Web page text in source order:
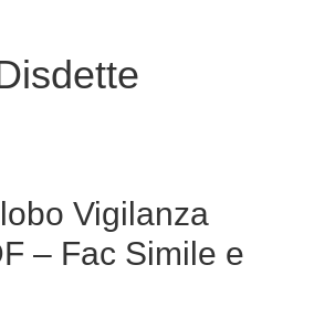
Vigilanza
– Fac Simile e